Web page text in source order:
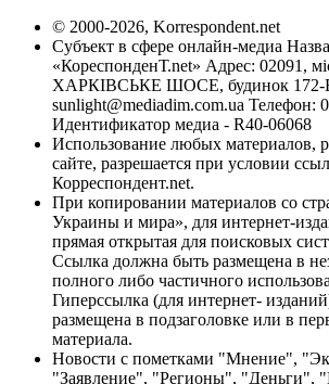
© 2000-2026, Korrespondent.net
Субъект в сфере онлайн-медиа
«КореспонденТ.net» Адрес: 02091,
ХАРКІВСЬКЕ ШОСЕ, будинок 172-Б,
sunlight@mediadim.com.ua Телефон:
Идентификатор медиа - R40-06068
Использование любых материалов,
сайте, разрешается при условии
Корреспондент.net.
При копировании материалов со
Украины и мира», для интернет-
прямая открытая для поисковых
Ссылка должна быть размещена в
полного либо частичного
Гиперссылка (для интернет-
размещена в подзаголовке или в
материала.
Новости с пометками "Мнение",
"Заявление", "Регионы", "Деньги",